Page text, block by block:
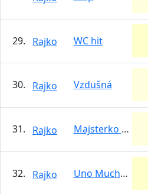
29. Rajko WC hit
30. Rajko Vzdušná
31. Rajko Majsterko plus minus
32. Rajko Uno Mucha Fantastica